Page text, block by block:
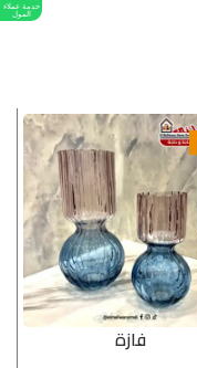
فازة
خدمة عملاء
المول